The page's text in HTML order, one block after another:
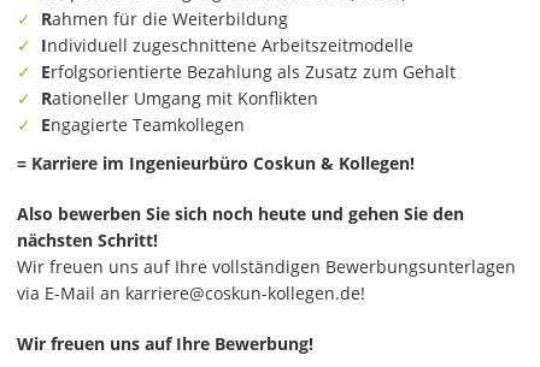
Rahmen für die Weiterbildung
Individuell zugeschnittene Arbeitszeitmodelle
Erfolgsorientierte Bezahlung als Zusatz zum Gehalt
Rationeller Umgang mit Konflikten
Engagierte Teamkollegen
= Karriere im Ingenieurbüro Coskun & Kollegen!
Also bewerben Sie sich noch heute und gehen Sie den
nächsten Schritt!
Wir freuen uns auf Ihre vollständigen Bewerbungsunterlagen
via E-Mail an karriere@coskun-kollegen.de!
Wir freuen uns auf Ihre Bewerbung!